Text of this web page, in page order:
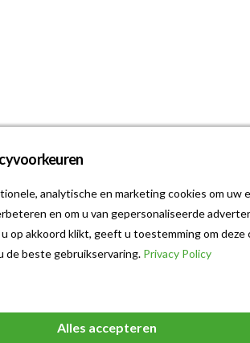
analytische en marketing cookies om uw
en om u van gepersonaliseerde
op akkoord klikt, geeft u toestemming om deze
de beste gebruikservaring. Privacy Policy
Alles accepteren